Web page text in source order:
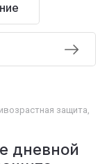
защита,
дневной